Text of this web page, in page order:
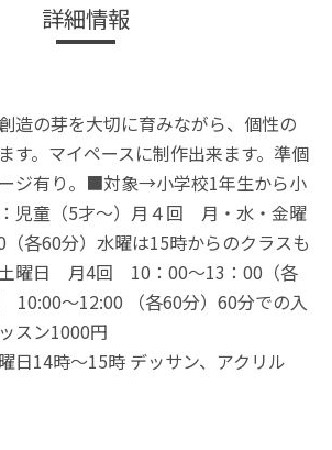
詳細情報
造の芽を大切に育みながら、個性の
す。マイペースに制作出来ます。準個
ジ有り。■対象→小学校1年生から小
児童（5才～）月４回 月・水・金曜
各60分）水曜は15時からのクラスも
曜日 月4回 10：00～13：00（各
10:00〜12:00 （各60分）60分での入
スン1000円
14時〜15時 デッサン、アクリル